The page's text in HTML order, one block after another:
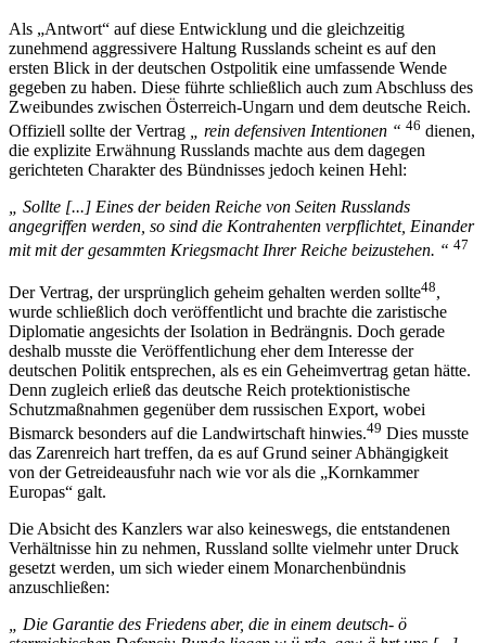
Als „Antwort“ auf diese Entwicklung und die gleichzeitig
zunehmend aggressivere Haltung Russlands scheint es auf den
ersten Blick in der deutschen Ostpolitik eine umfassende Wende
gegeben zu haben. Diese führte schließlich auch zum Abschluss des
Zweibundes zwischen Österreich-Ungarn und dem deutsche Reich.
Offiziell sollte der Vertrag
„ rein defensiven Intentionen “ 46 dienen,
die explizite Erwähnung Russlands machte aus dem dagegen
gerichteten Charakter des Bündnisses jedoch keinen Hehl:
„ Sollte [...] Eines der beiden Reiche von Seiten Russlands
angegriffen werden, so sind die Kontrahenten verpflichtet, Einander
mit mit der gesammten Kriegsmacht Ihrer Reiche beizustehen. “ 47
Der Vertrag, der ursprünglich geheim gehalten werden sollte48,
wurde schließlich doch veröffentlicht und brachte die zaristische
Diplomatie angesichts der Isolation in Bedrängnis. Doch gerade
deshalb musste die Veröffentlichung eher dem Interesse der
deutschen Politik entsprechen, als es ein Geheimvertrag getan hätte.
Denn zugleich erließ das deutsche Reich protektionistische
Schutzmaßnahmen gegenüber dem russischen Export, wobei
Bismarck besonders auf die Landwirtschaft hinwies.49 Dies musste
das Zarenreich hart treffen, da es auf Grund seiner Abhängigkeit
von der Getreideausfuhr nach wie vor als die „Kornkammer
Europas“ galt.
Die Absicht des Kanzlers war also keineswegs, die entstandenen
Verhältnisse hin zu nehmen, Russland sollte vielmehr unter Druck
gesetzt werden, um sich wieder einem Monarchenbündnis
anzuschließen:
„ Die Garantie des Friedens aber, die in einem deutsch- ö